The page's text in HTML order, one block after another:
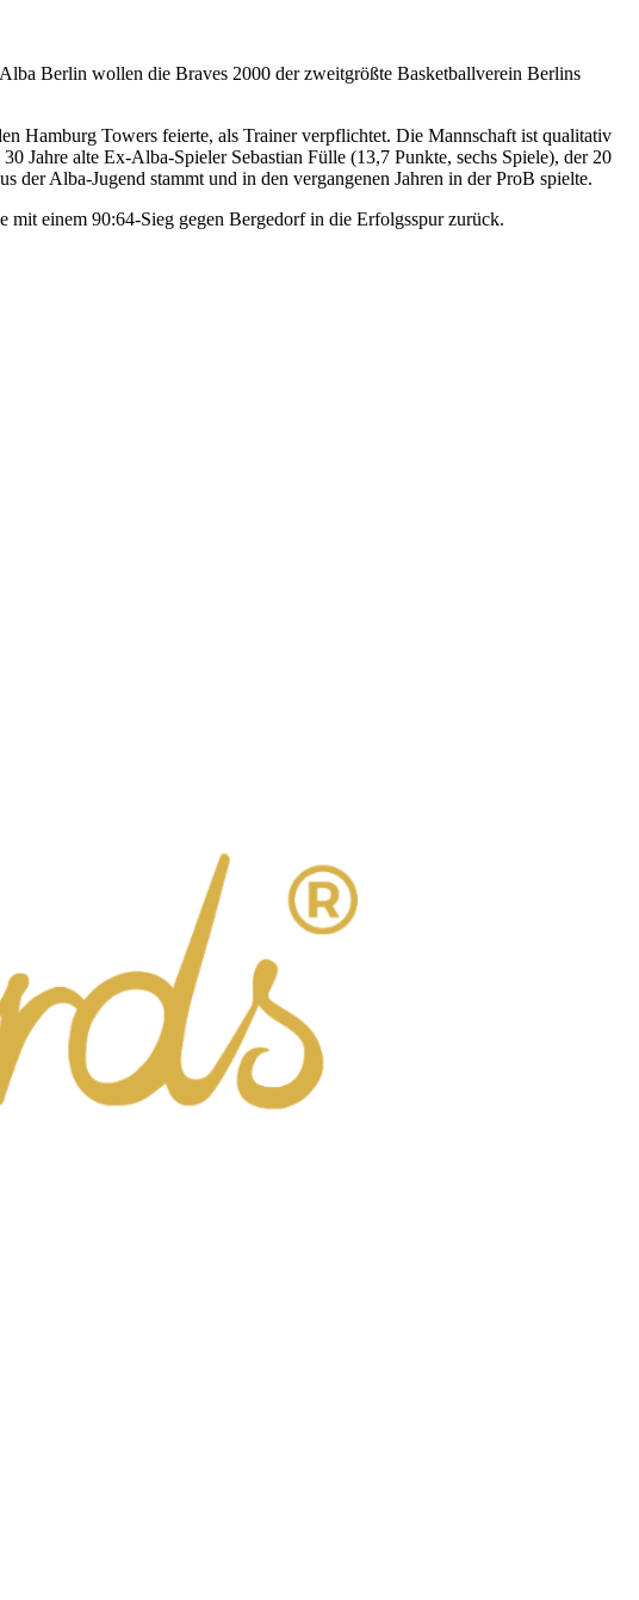
Berlin wollen die Braves 2000 der zweitgrößte Basketballverein Berlins
Hamburg Towers feierte, als Trainer verpflichtet. Die Mannschaft ist qualitativ
Jahre alte Ex-Alba-Spieler Sebastian Fülle (13,7 Punkte, sechs Spiele), der 20
Alba-Jugend stammt und in den vergangenen Jahren in der ProB spielte.
mit einem 90:64-Sieg gegen Bergedorf in die Erfolgsspur zurück.